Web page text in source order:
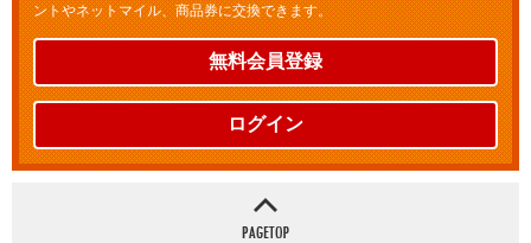
ントやネットマイル、商品券に交換できます。
無料会員登録
ログイン